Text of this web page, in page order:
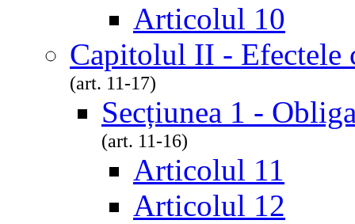
Articolul 10
Capitolul II - Efectele
(art. 11-17)
Secțiunea 1 -
(art. 11-16)
Articolul 11
Articolul 12